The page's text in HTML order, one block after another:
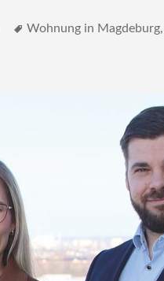
Schlagwörter
Wohnung in Magdeburg